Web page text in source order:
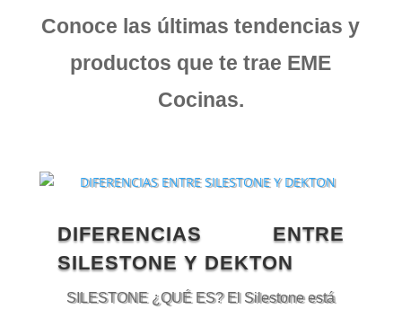
Conoce las últimas tendencias y
productos que te trae EME
Cocinas.
DIFERENCIAS ENTRE
SILESTONE Y DEKTON
SILESTONE ¿QUÉ ES? El Silestone está